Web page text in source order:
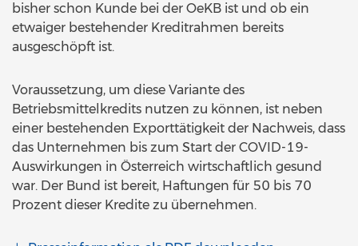
bisher schon Kunde bei der OeKB ist und ob ein
etwaiger bestehender Kreditrahmen bereits
ausgeschöpft ist.
Voraussetzung, um diese Variante des
Betriebsmittelkredits nutzen zu können, ist neben
einer bestehenden Exporttätigkeit der Nachweis, dass
das Unternehmen bis zum Start der COVID-19-
Auswirkungen in Österreich wirtschaftlich gesund
war. Der Bund ist bereit, Haftungen für 50 bis 70
Prozent dieser Kredite zu übernehmen.